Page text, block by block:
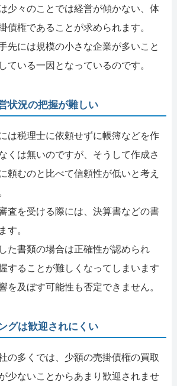
少々のことでは経営が傾かない、体
債権であることが求められます。
先には規模の小さな企業が多いこと
ている一因となっているのです。
状況の把握が難しい
は税理士に依頼せずに帳簿などを作
くは無いのですが、そうして作成さ
頼むのと比べて信頼性が低いと考え
査を受ける際には、決算書などの書
す。
た書類の場合は正確性が認められ
することが難しくなってしまいます
を及ぼす可能性も否定できません。
グは歓迎されにくい
の多くでは、少額の売掛債権の買取
少ないことからあまり歓迎されませ